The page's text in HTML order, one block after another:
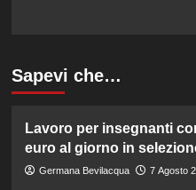
Sapevi che…
Lavoro per insegnanti
euro al giorno in
Germana Bevilacqua 7 Agosto